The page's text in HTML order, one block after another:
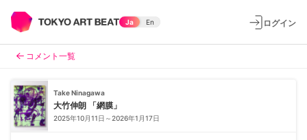
Ja En ログイン
コメント一覧
Take Ninagawa
大竹伸朗 「網膜」
2025年10月11日～2026年1月17日